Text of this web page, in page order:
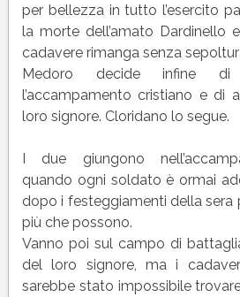
per bellezza in tutto l’esercito
la morte dell’amato
cadavere rimanga senza
Medoro decide infine di
l’accampamento cristiano e di
loro signore. Cloridano lo segue.
I due giungono
quando ogni soldato è ormai
dopo i festeggiamenti della sera
più che possono.
Vanno poi sul campo di
del loro signore, ma i
sarebbe stato impossibile